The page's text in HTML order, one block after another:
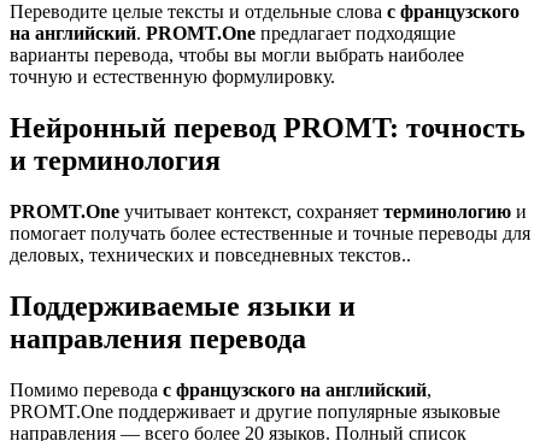
Переводите целые тексты и отдельные слова с французского
на английский. PROMT.One предлагает подходящие
варианты перевода, чтобы вы могли выбрать наиболее
точную и естественную формулировку.
Нейронный перевод PROMT: точность
и терминология
PROMT.One учитывает контекст, сохраняет терминологию и
помогает получать более естественные и точные переводы для
деловых, технических и повседневных текстов..
Поддерживаемые языки и
направления перевода
Помимо перевода с французского на английский,
PROMT.One поддерживает и другие популярные языковые
направления — всего более 20 языков. Полный список